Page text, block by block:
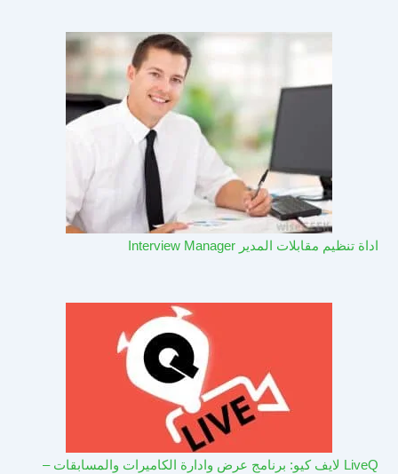
اداة تنظيم مقابلات المدير Interview Manager
LiveQ لايف كيو: برنامج عرض وادارة الكاميرات والمسابقات –